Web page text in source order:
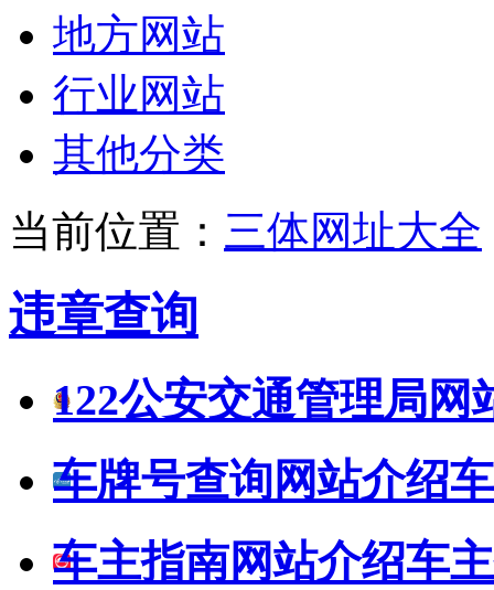
地方网站
行业网站
其他分类
当前位置： 三体网址大全
违章查询
122公安交通管理局网
车牌号查询网站介绍
车主指南网站介绍车